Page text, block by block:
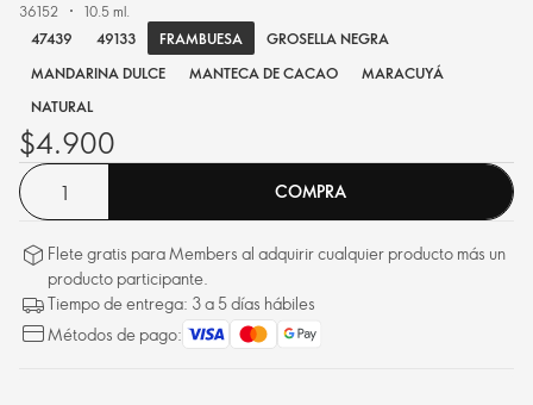
36152
10.5 ml.
47439
49133 FRAMBUESA
GROSELLA NEGRA
MANDARINA DULCE
MANTECA DE CACAO
MARACUYÁ
NATURAL
$4.900
COMPRA
Flete gratis para Members al adquirir cualquier producto más un
producto participante.
Tiempo de entrega: 3 a 5 días hábiles
Métodos de pago: